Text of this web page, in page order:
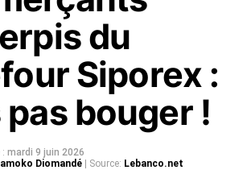
du
Siporex :
pas bouger !
: mardi 9 juin 2026
Diomandé | Source: Lebanco.net